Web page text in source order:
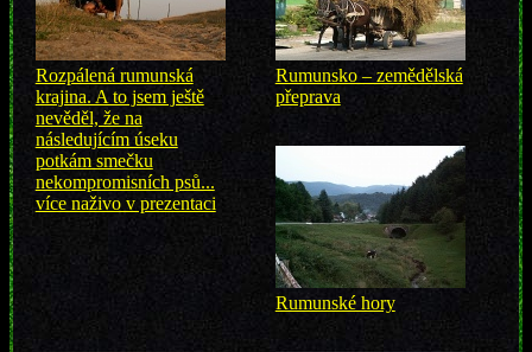
Rozpálená rumunská
krajina. A to jsem ještě
nevěděl, že na
následujícím úseku
potkám smečku
nekompromisních psů...
více naživo v prezentaci
Rumunsko – zemědělská
přeprava
Rumunské hory